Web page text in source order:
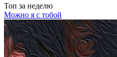
Топ за неделю
Можно я с тобой